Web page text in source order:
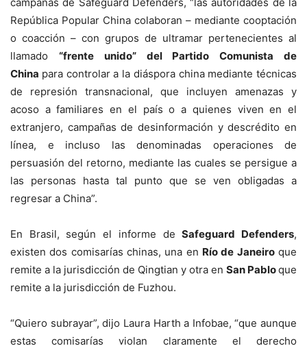
República Popular China colaboran – mediante cooptación
o coacción – con grupos de ultramar pertenecientes al
llamado “frente unido” del Partido Comunista de
China para controlar a la diáspora china mediante técnicas
de represión transnacional, que incluyen amenazas y
acoso a familiares en el país o a quienes viven en el
extranjero, campañas de desinformación y descrédito en
línea, e incluso las denominadas operaciones de
persuasión del retorno, mediante las cuales se persigue a
las personas hasta tal punto que se ven obligadas a
regresar a China”.
En Brasil, según el informe deSafeguard Defenders,
existen dos comisarías chinas, una en Río de Janeiroque
remite a la jurisdicción de Qingtian y otra en San Pabloque
remite a la jurisdicción de Fuzhou.
“Quiero subrayar”, dijo Laura Harth a Infobae, “que aunque
estas comisarías violan claramente el derecho